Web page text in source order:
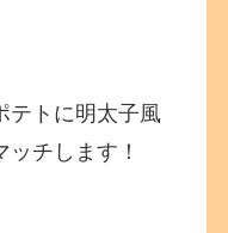
テトに明太子風
チします！